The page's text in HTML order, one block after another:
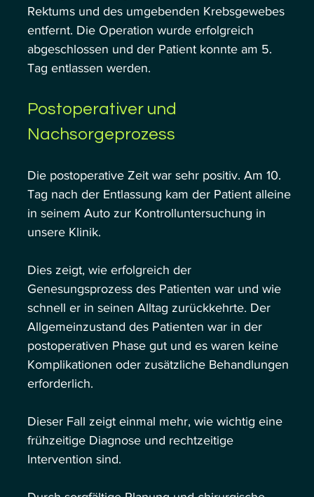
Rektums und des umgebenden Krebsgewebes
entfernt. Die Operation wurde erfolgreich
abgeschlossen und der Patient konnte am 5.
Tag entlassen werden.
Postoperativer und
Nachsorgeprozess
Die postoperative Zeit war sehr positiv. Am 10.
Tag nach der Entlassung kam der Patient alleine
in seinem Auto zur Kontrolluntersuchung in
unsere Klinik.
Dies zeigt, wie erfolgreich der
Genesungsprozess des Patienten war und wie
schnell er in seinen Alltag zurückkehrte. Der
Allgemeinzustand des Patienten war in der
postoperativen Phase gut und es waren keine
Komplikationen oder zusätzliche Behandlungen
erforderlich.
Dieser Fall zeigt einmal mehr, wie wichtig eine
frühzeitige Diagnose und rechtzeitige
Intervention sind.